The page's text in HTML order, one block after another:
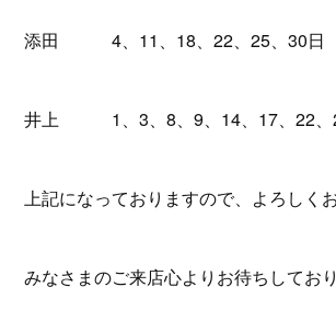
添田 4、11、18、22、25、30日
井上 1、3、8、9、14、17、22、
上記になっておりますので、よろしく
みなさまのご来店心よりお待ちしてお